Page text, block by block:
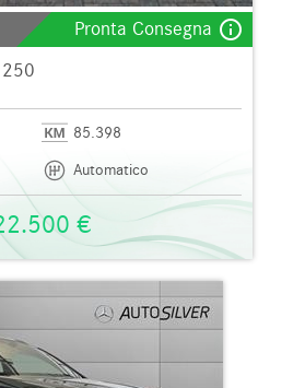
Pronta Consegna info_outline
85.398
Automatico
€